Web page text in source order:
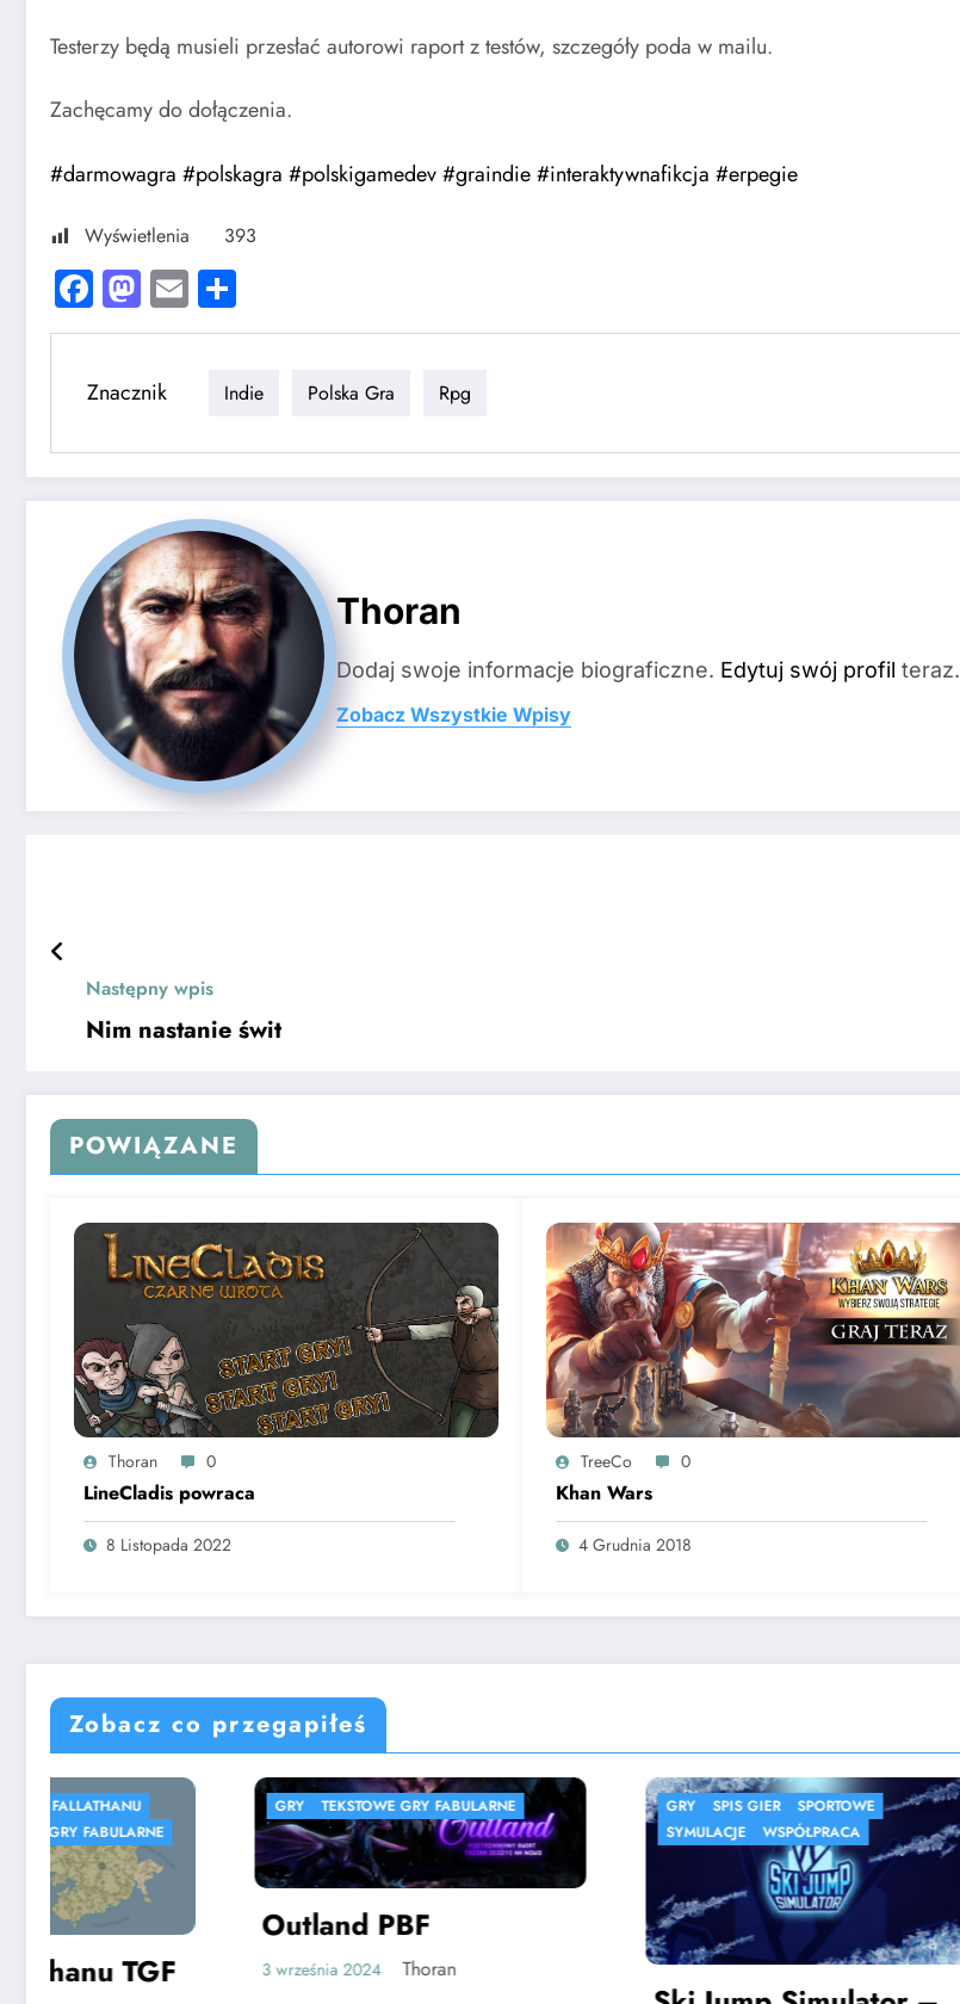
Testerzy będą musieli przesłać autorowi raport z testów, szczegóły poda w mailu.
Zachęcamy do dołączenia.
#darmowagra #polskagra #polskigamedev#graindie#interaktywnafikcja #erpegie
Wyświetlenia 393
Facebook
Mastodon
Email
Znacznik Indie Polska Gra Rpg
Thoran
Dodaj swoje informacje biograficzne. Edytuj swój profil teraz.
Zobacz Wszystkie Wpisy
Następny wpis
Nim nastanie świt
POWIĄZANE
Thoran 0
LineCladis powraca
8 Listopada 2022
TreeCo 0
Khan Wars
4 Grudnia 2018
Zobacz co przegapiłeś
FABULARNE SPIS GIER
SPORTOWE
SYMULACJE
WSPÓŁPRACA
MMORPG SPIS GIER
Imperium – tekstowa